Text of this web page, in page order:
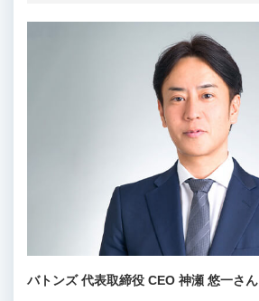
バトンズ 代表取締役 CEO 神瀬 悠一さん